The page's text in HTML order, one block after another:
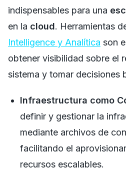
indispensables para una
en la cloud. Herramientas
Intelligence y Analítica son
obtener visibilidad sobre el
sistema y tomar decisiones
Infraestructura como
definir y gestionar la
mediante archivos de
facilitando el
recursos escalables.